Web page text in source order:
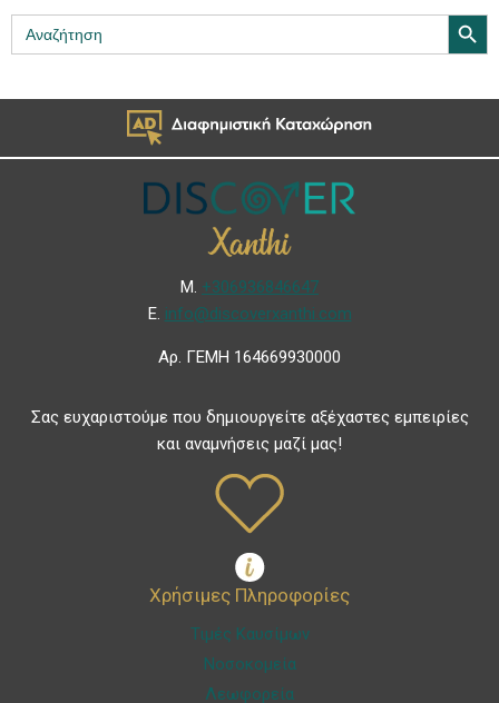
Search
for:
Search
Μ. +306936846647
Ε. info@discoverxanthi.com
Αρ. ΓΕΜΗ 164669930000
Σας ευχαριστούμε που δημιουργείτε αξέχαστες εμπειρίες
και αναμνήσεις μαζί μας!
Χρήσιμες Πληροφορίες
Τιμές Καυσίμων
Νοσοκομεία
Λεωφορεία